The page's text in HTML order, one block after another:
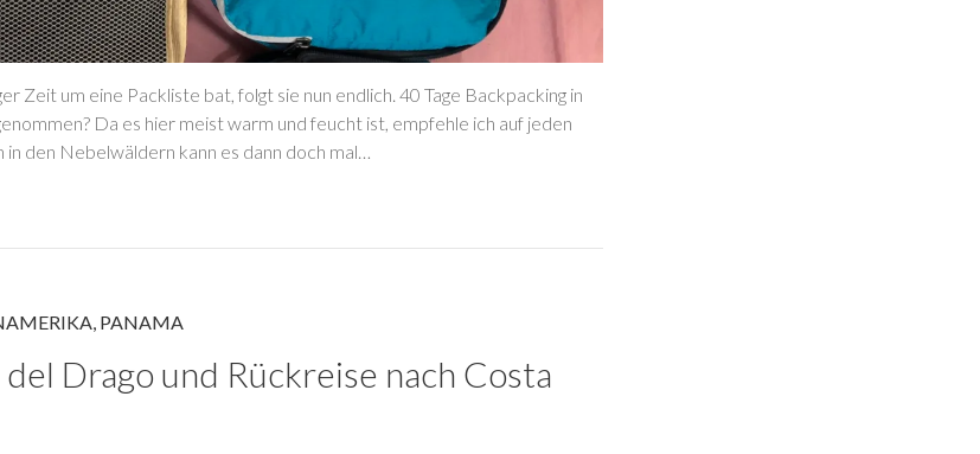
Zeit um eine Packliste bat, folgt sie nun endlich. 40 Tage Backpacking in
Da es hier meist warm und feucht ist, empfehle ich auf jeden
in den Nebelwäldern kann es dann doch mal…
, PANAMA
del Drago und Rückreise nach Costa